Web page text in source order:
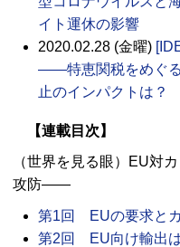
イト運休の影響
2020.02.28 (金曜)
――特恵関税をめぐ
止のインパクトは？
【連載目次】
（世界を見る眼）EU対
攻防――
第1回 EUの要求と
第2回 EU向け輸出